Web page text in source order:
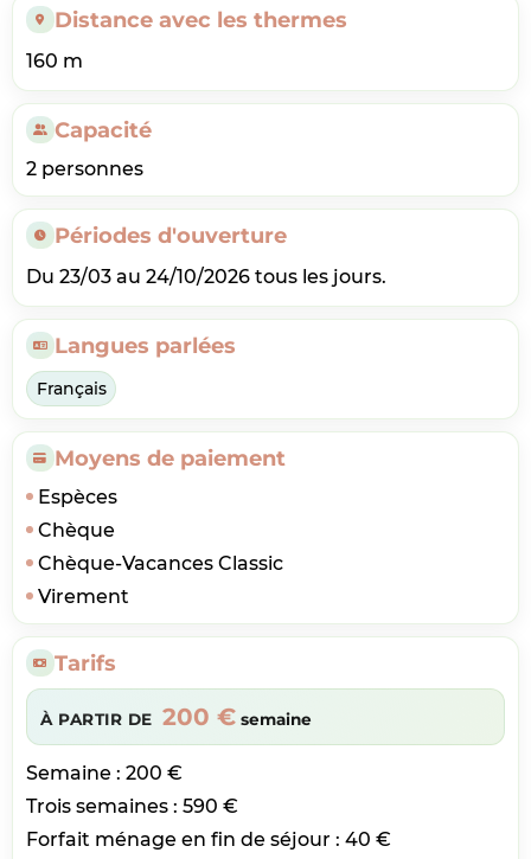
Distance avec les thermes
160 m
Capacité
2 personnes
Périodes d'ouverture
Du 23/03 au 24/10/2026 tous les jours.
Langues parlées
Français
Moyens de paiement
Espèces
Chèque
Chèque-Vacances Classic
Virement
Tarifs
À PARTIR DE 200 € semaine
Semaine : 200 €
Trois semaines : 590 €
Forfait ménage en fin de séjour : 40 €